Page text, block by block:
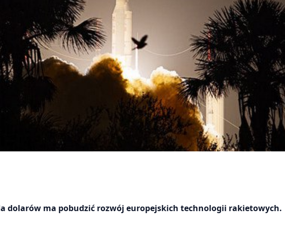
dolarów ma pobudzić rozwój europejskich technologii rakietowych.